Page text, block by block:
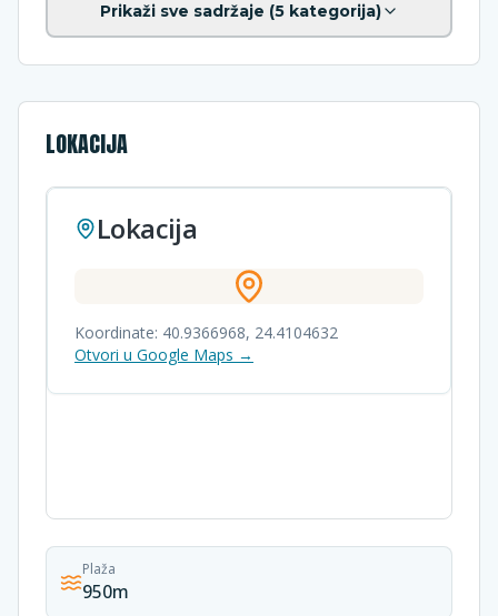
Prikaži sve sadržaje (5kategorija)
LOKACIJA
Lokacija
Koordinate: 40.9366968, 24.4104632
Otvori u Google Maps →
Plaža
950m